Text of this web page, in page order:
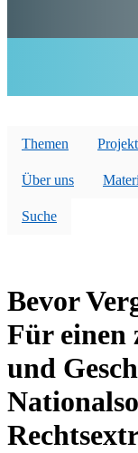
Themen
Über uns
Suche
Bevor
Für einen
und